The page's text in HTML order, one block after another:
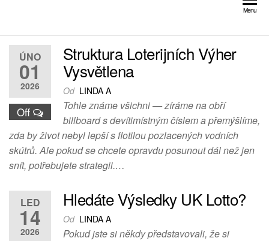
obsah
Menu
ÚNO
01
2026
Off
Struktura Loterijních Výher
Vysvětlena
Od LINDA A
Tohle známe všichni — zíráme na obří
billboard s devítimístným číslem a přemýšlíme,
zda by život nebyl lepší s flotilou pozlacených vodních
skútrů. Ale pokud se chcete opravdu posunout dál než jen
snít, potřebujete strategii.…
LED
14
2026
Hledáte Výsledky UK Lotto?
Od LINDA A
Pokud jste si někdy představovali, že si